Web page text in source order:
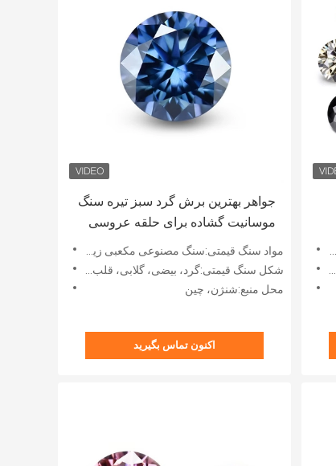
جواهر بهترین برش گرد سبز تیره سنگ
موسانیت گشاده برای حلقه عروسی
زنان جلوه های ویژه نوری بازی رنگ یا
آتش
مواد سنگ قیمتی:سنگ مصنوعی مکعبی زیرکونیا
شکل سنگ قیمتی:گرد، بیضی، گلابی، قلب، مربع، تابشی، کوسن و غیره
محل منبع:شنژن، چین
اکنون تماس بگیرید